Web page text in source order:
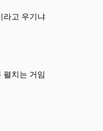
라고 우기냐
펼치는 거임